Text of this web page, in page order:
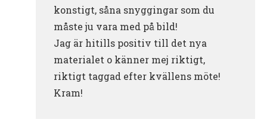
konstigt, såna snyggingar som du
måste ju vara med på bild!
Jag är hitills positiv till det nya
materialet o känner mej riktigt,
riktigt taggad efter kvällens möte!
Kram!